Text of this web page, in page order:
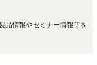
品情報やセミナー情報等を